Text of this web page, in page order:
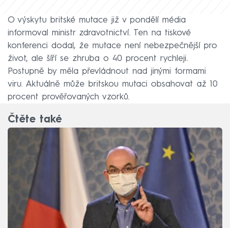
O výskytu britské mutace již v pondělí média
informoval ministr zdravotnictví. Ten na tiskové
konferenci dodal, že mutace není nebezpečnější pro
život, ale šíří se zhruba o 40 procent rychleji.
Postupně by měla převládnout nad jinými formami
viru. Aktuálně může britskou mutaci obsahovat až 10
procent prověřovaných vzorků.
Čtěte také